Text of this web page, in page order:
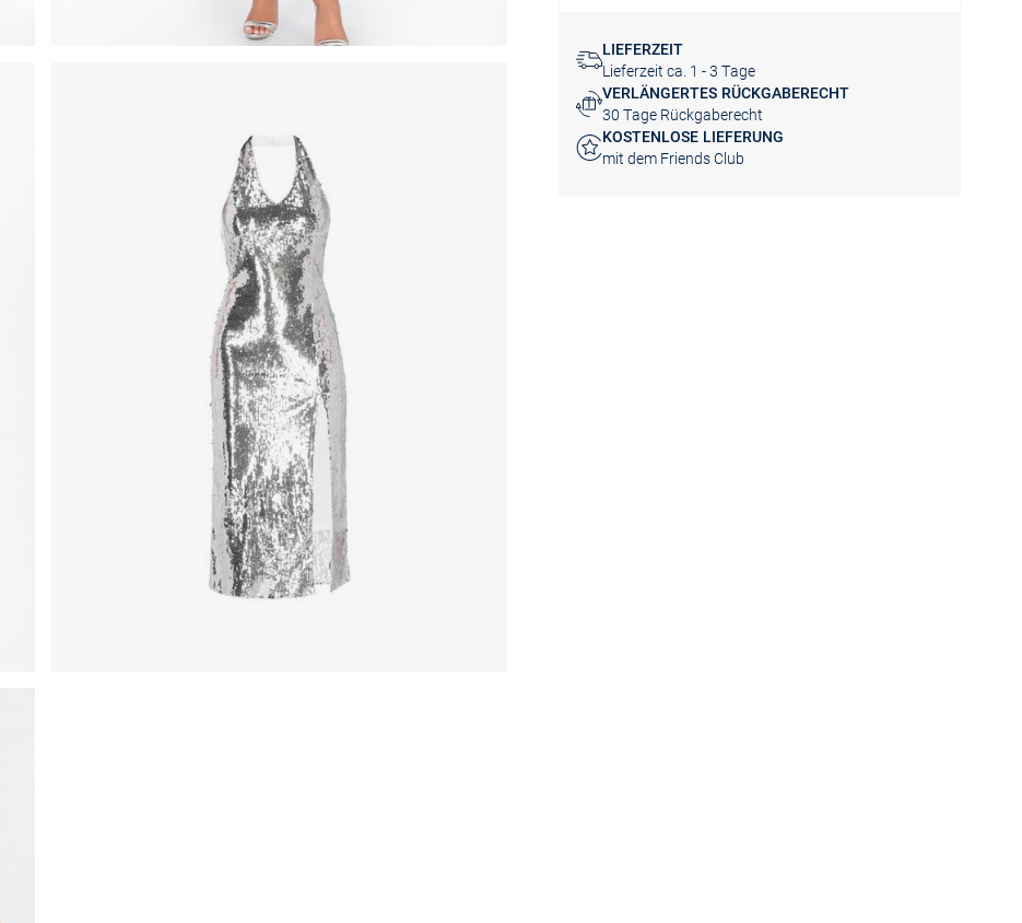
LIEFERZEIT
Lieferzeit ca. 1 - 3 Tage
VERLÄNGERTES RÜCKGABERECHT
30 Tage Rückgaberecht
KOSTENLOSE LIEFERUNG
mit dem Friends Club